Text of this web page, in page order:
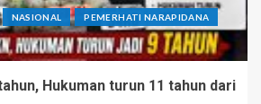
NASIONAL PEMERHATI NARAPIDANA
Hukuman turun 11 tahun dari